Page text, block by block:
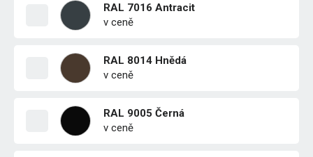
RAL 7016 Antracit
v ceně
RAL 8014 Hnědá
v ceně
RAL 9005 Černá
v ceně